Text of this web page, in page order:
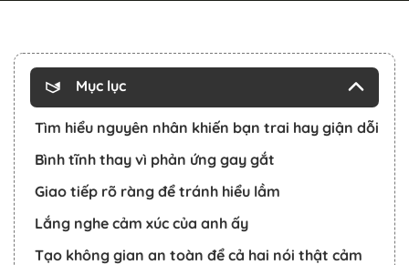
Mục lục
Tìm hiểu nguyên nhân khiến bạn trai hay giận dỗi
Bình tĩnh thay vì phản ứng gay gắt
Giao tiếp rõ ràng để tránh hiểu lầm
Lắng nghe cảm xúc của anh ấy
Tạo không gian an toàn để cả hai nói thật cảm